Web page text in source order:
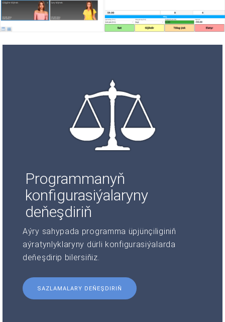
Programmanyň
konfigurasiýalaryny
deňeşdiriň
Aýry sahypada programma üpjünçiliginiň
aýratynlyklaryny dürli konfigurasiýalarda
deňeşdirip bilersiňiz.
SAZLAMALARY DEŇEŞDIRIŇ